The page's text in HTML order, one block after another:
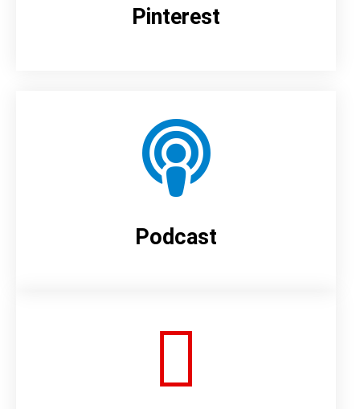
Pinterest
Podcast